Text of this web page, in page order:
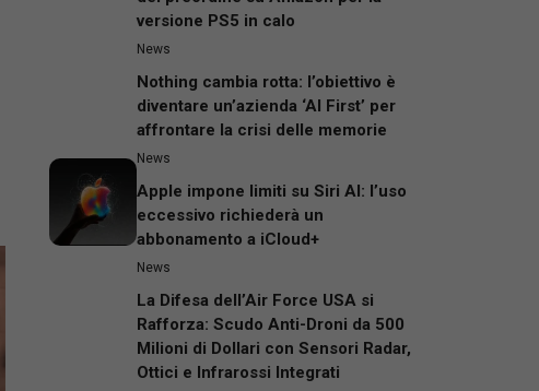
versione PS5 in calo
News
Nothing cambia rotta: l’obiettivo è
diventare un’azienda ‘AI First’ per
affrontare la crisi delle memorie
News
Apple impone limiti su Siri AI: l’uso
eccessivo richiederà un
abbonamento a iCloud+
News
La Difesa dell’Air Force USA si
Rafforza: Scudo Anti-Droni da 500
Milioni di Dollari con Sensori Radar,
Ottici e Infrarossi Integrati